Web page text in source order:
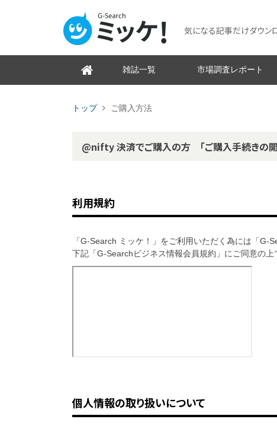
気になる記事だけダウン
雑誌一覧 市場調査レポート
トップ ご購入方法
@nifty 決済でご購入の方 「ご購入手続きの開
利用規約
「G-Search ミッケ！」をご利用いただく為には「G-
下記「G-Searchビジネス情報会員規約」にご同意の上
個人情報の取り扱いについて